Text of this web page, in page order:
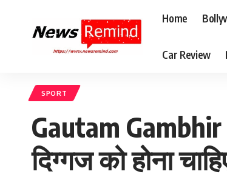
Home
Car Review
SPORT
Gautam
दिग्गज को होना